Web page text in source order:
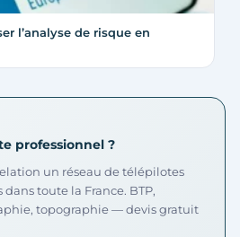
l’analyse de risque en
professionnel ?
un réseau de télépilotes
toute la France. BTP,
topographie — devis gratuit